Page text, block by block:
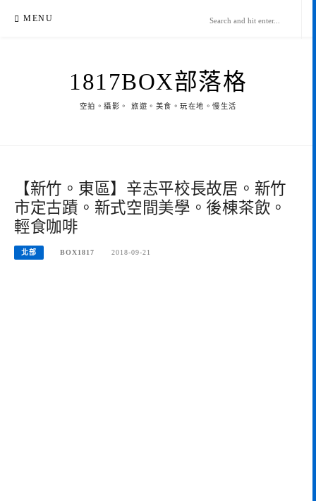
MENU
1817BOX部落格
空拍。攝影。 旅遊。美食。玩在地。慢生活
【新竹。東區】辛志平校長故居。新竹
市定古蹟。新式空間美學。後棟茶飲。
輕食咖啡
北部 BOX1817 2018-09-21